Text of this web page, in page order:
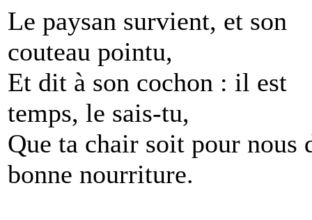
Le paysan survient, et son
couteau pointu,
Et dit à son cochon : il est
temps, le sais-tu,
Que ta chair soit pour nous
bonne nourriture.